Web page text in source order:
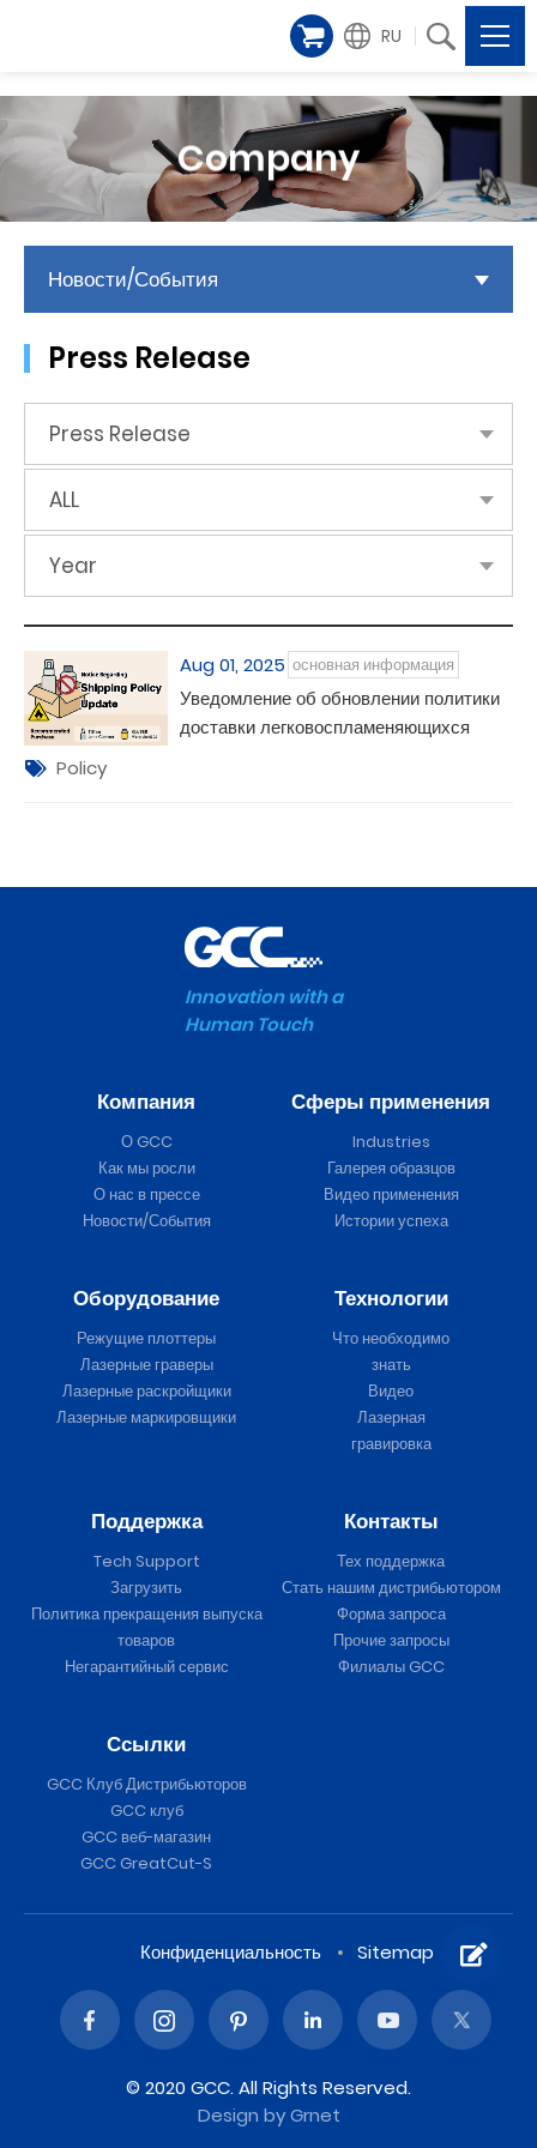
RU
Company
Новости/События
Press Release
Press Release
ALL
Year
Aug 01, 2025 основная информация
Уведомление об обновлении политики
доставки легковоспламеняющихся
Policy
Innovation with a
Human Touch
Компания
О GCC
Как мы росли
О нас в прессе
Новости/События
Сферы применения
Industries
Галерея образцов
Видео применения
Истории успеха
Оборудование
Режущие плоттеры
Лазерные граверы
Лазерные раскройщики
Лазерные маркировщики
Технологии
Что необходимо
знать
Видео
Лазерная
гравировка
Поддержка
Tech Support
Загрузить
Политика прекращения выпуска
товаров
Негарантийный сервис
Контакты
Тех поддержка
Стать нашим дистрибьютором
Форма запроса
Прочие запросы
Филиалы GCC
Ссылки
GCC Клуб Дистрибьюторов
GCC клуб
GCC веб-магазин
GCC GreatCut-S
Конфиденциальность Sitemap
© 2020 GCC. All Rights Reserved.
Design by Grnet